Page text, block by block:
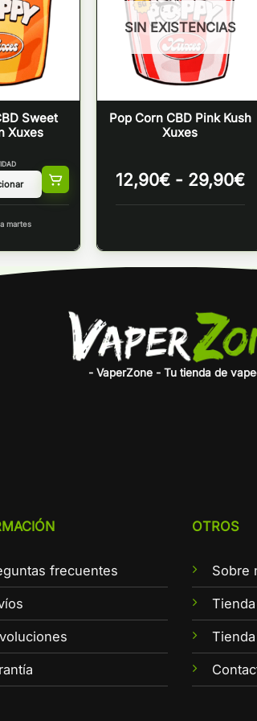
Sweet
Xuxes
martes
SIN EXISTENCIAS
Pop Corn CBD Pink Kush
Xuxes
12,90€ - 29,90€
- VaperZone - Tu tienda de
frecuentes
OTROS
Sobre